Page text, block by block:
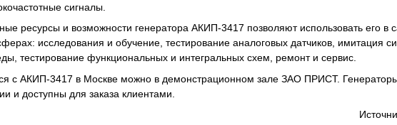
сигналы.
ресурсы и возможности генератора АКИП-3417 позволяют использовать его в
исследования и обучение, тестирование аналоговых датчиков, имитация
тестирование функциональных и интегральных схем, ремонт и сервис.
с АКИП-3417 в Москве можно в демонстрационном зале ЗАО ПРИСТ.
и доступны для заказа клиентами.